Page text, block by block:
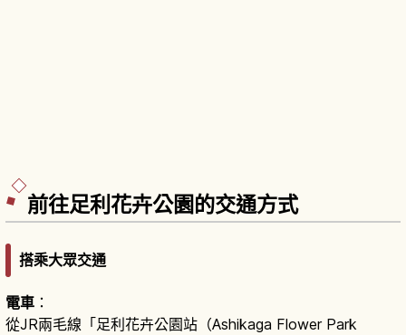
前往足利花卉公園的交通方式
搭乘大眾交通
電車 ：
從JR兩毛線「足利花卉公園站（Ashikaga Flower Park